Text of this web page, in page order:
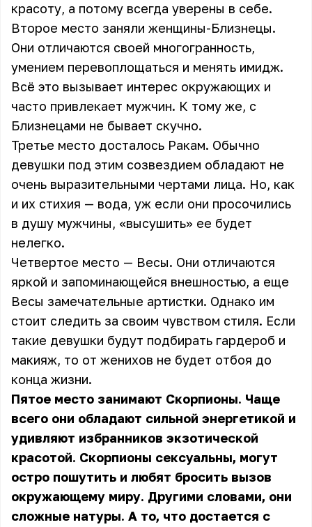
красоту, а потому всегда уверены в себе.
Второе место заняли женщины-Близнецы.
Они отличаются своей многогранность,
умением перевоплощаться и менять имидж.
Всё это вызывает интерес окружающих и
часто привлекает мужчин. К тому же, с
Близнецами не бывает скучно.
Третье место досталось Ракам. Обычно
девушки под этим созвездием обладают не
очень выразительными чертами лица. Но, как
и их стихия — вода, уж если они просочились
в душу мужчины, «высушить» ее будет
нелегко.
Четвертое место — Весы. Они отличаются
яркой и запоминающейся внешностью, а еще
Весы замечательные артистки. Однако им
стоит следить за своим чувством стиля. Если
такие девушки будут подбирать гардероб и
макияж, то от женихов не будет отбоя до
конца жизни.
Пятое место занимают Скорпионы. Чаще
всего они обладают сильной энергетикой и
удивляют избранников экзотической
красотой. Скорпионы сексуальны, могут
остро пошутить и любят бросить вызов
окружающему миру. Другими словами, они
сложные натуры. А то, что достается с